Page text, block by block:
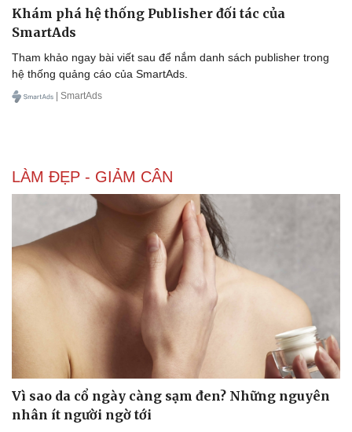
Văn hóa
Sân khấu - Điện ảnh
Giải trí
Khám phá hệ thống Publisher đối tác của
SmartAds
Tham khảo ngay bài viết sau để nắm danh sách publisher trong
hệ thống quảng cáo của SmartAds.
| SmartAds
LÀM ĐẸP - GIẢM CÂN
Vì sao da cổ ngày càng sạm đen? Những nguyên
nhân ít người ngờ tới